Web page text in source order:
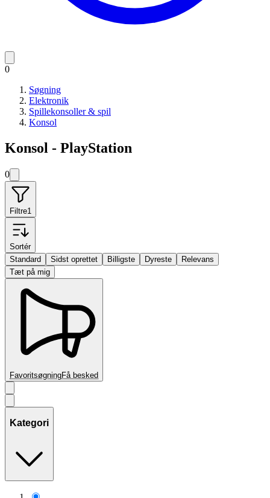
0
Søgning
Elektronik
Spillekonsoller & spil
Konsol
Konsol - PlayStation
0
Filtre1
Sortér
Standard
Sidst oprettet Billigste Dyreste
Relevans
Tæt på mig
FavoritsøgningFå besked
Kategori